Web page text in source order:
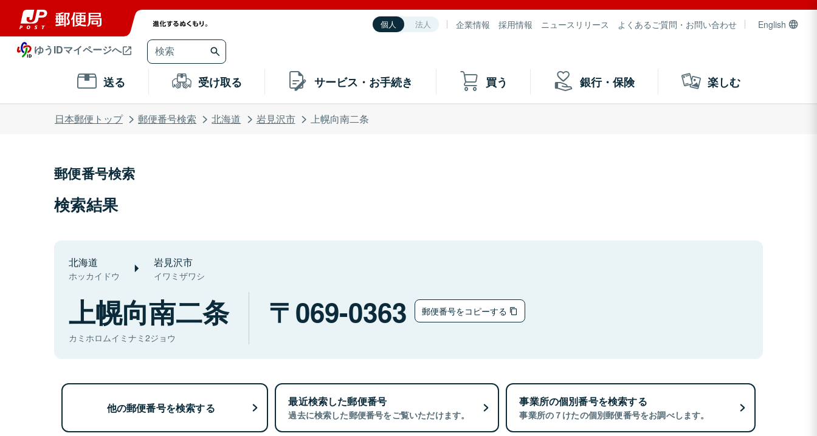
個人 法人 企業情報 採用情報 ニュースリリース よくあるご質問・お問い合わせ English
ゆうIDマイページへ
送る 受け取る サービス・お手続き 買う 銀行・保険 楽しむ
日本郵便トップ 郵便番号検索 北海道 岩見沢市 上幌向南二条
郵便番号検索
検索結果
北海道
ホッカイドウ
岩見沢市
イワミザワシ
上幌向南二条
カミホロムイミナミ2ジョウ
069-0363 郵便番号をコピーする
他の郵便番号を検索する 最近検索した郵便番号
過去に検索した郵便番号をご覧いただけます。
事業所の個別番号を検索する
事業所の７けたの個別郵便番号をお調べします。